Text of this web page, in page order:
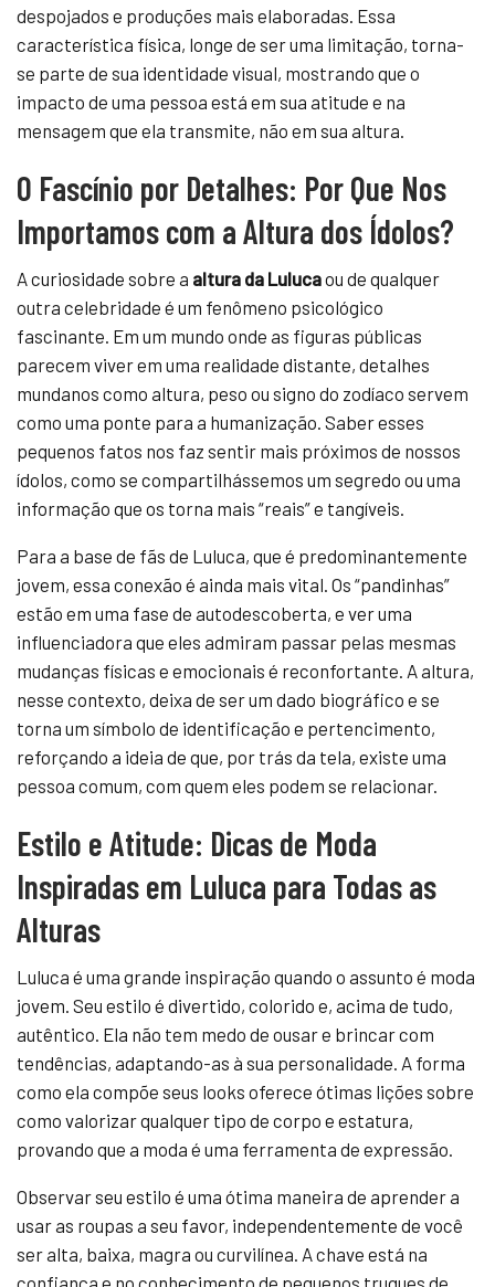
despojados e produções mais elaboradas. Essa
característica física, longe de ser uma limitação, torna-
se parte de sua identidade visual, mostrando que o
impacto de uma pessoa está em sua atitude e na
mensagem que ela transmite, não em sua altura.
O Fascínio por Detalhes: Por Que Nos
Importamos com a Altura dos Ídolos?
A curiosidade sobre a altura da Lulucaou de qualquer
outra celebridade é um fenômeno psicológico
fascinante. Em um mundo onde as figuras públicas
parecem viver em uma realidade distante, detalhes
mundanos como altura, peso ou signo do zodíaco servem
como uma ponte para a humanização. Saber esses
pequenos fatos nos faz sentir mais próximos de nossos
ídolos, como se compartilhássemos um segredo ou uma
informação que os torna mais “reais” e tangíveis.
Para a base de fãs de Luluca, que é predominantemente
jovem, essa conexão é ainda mais vital. Os “pandinhas”
estão em uma fase de autodescoberta, e ver uma
influenciadora que eles admiram passar pelas mesmas
mudanças físicas e emocionais é reconfortante. A altura,
nesse contexto, deixa de ser um dado biográfico e se
torna um símbolo de identificação e pertencimento,
reforçando a ideia de que, por trás da tela, existe uma
pessoa comum, com quem eles podem se relacionar.
Estilo e Atitude: Dicas de Moda
Inspiradas em Luluca para Todas as
Alturas
Luluca é uma grande inspiração quando o assunto é moda
jovem. Seu estilo é divertido, colorido e, acima de tudo,
autêntico. Ela não tem medo de ousar e brincar com
tendências, adaptando-as à sua personalidade. A forma
como ela compõe seus looks oferece ótimas lições sobre
como valorizar qualquer tipo de corpo e estatura,
provando que a moda é uma ferramenta de expressão.
Observar seu estilo é uma ótima maneira de aprender a
usar as roupas a seu favor, independentemente de você
ser alta, baixa, magra ou curvilínea. A chave está na